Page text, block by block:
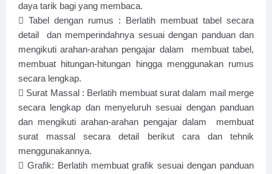
daya tarik bagi yang membaca.
 Tabel dengan rumus : Berlatih membuat tabel secara
detail dan memperindahnya sesuai dengan panduan dan
mengikuti arahan-arahan pengajar dalam membuat tabel,
membuat hitungan-hitungan hingga menggunakan rumus
secara lengkap.
 Surat Massal : Berlatih membuat surat dalam mail merge
secara lengkap dan menyeluruh sesuai dengan panduan
dan mengikuti arahan-arahan pengajar dalam membuat
surat massal secara detail berikut cara dan tehnik
menggunakannya.
 Grafik: Berlatih membuat grafik sesuai dengan panduan